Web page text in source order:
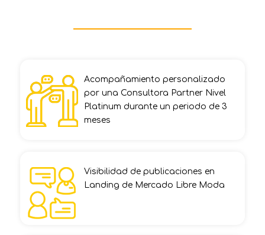
Acompañamiento personalizado
por una Consultora Partner Nivel
Platinum durante un periodo de 3
meses
Visibilidad de publicaciones en
Landing de Mercado Libre Moda